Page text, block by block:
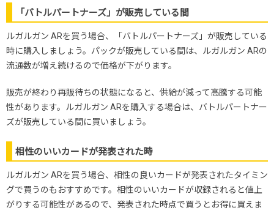
「バトルパートナーズ」が販売している間
ルガルガン ARを買う場合、「バトルパートナーズ」が販売している
時に購入しましょう。パックが販売している間は、ルガルガン ARの
流通数が増え続けるので価格が下がります。
販売が終わり再販待ちの状態になると、供給が減って高騰する可能
性があります。ルガルガン ARを購入する場合は、バトルパートナー
ズが販売している間に買いましょう。
相性のいいカードが発表された時
ルガルガン ARを買う場合、相性の良いカードが発表されたタイミン
グで買うのもおすすめです。相性のいいカードが収録されると値上
がりする可能性があるので、発表された時点で買うとお得に買えま